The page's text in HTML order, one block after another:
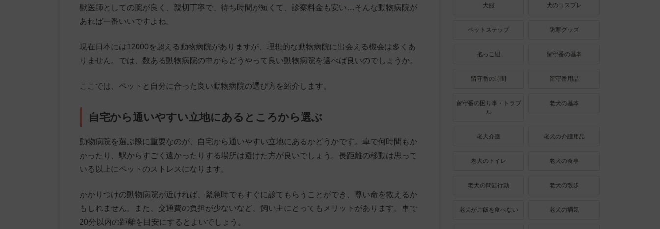
獣医師としての腕が良く、親切丁寧で、待ち時間が短くて、診察料金も安い…そんな動物病院が
あれば一番いいですよね。
現在日本には12000を超える動物病院がありますが、理想的な動物病院に出会える機会は多くあ
りません。では、数ある動物病院の中からどうやって良い動物病院を選べば良いのでしょうか。
ここでは、ペットと自分に合った良い動物病院の選び方を紹介します。
自宅から通いやすい立地にあるところから選ぶ
動物病院を選ぶ際に重要なのが、自宅から通いやすい立地にあるかどうかです。車で何時間もか
かったり、駅からすごく遠かったりする場所は避けた方が良いでしょう。長距離の移動は思って
いる以上にペットのストレスになります。
かかりつけの動物病院が近ければ、緊急時でもすぐに診てもらうことができ、尊い命を救えるか
もしれません。また、交通費の負担が少ないなど、飼い主にとってもメリットがあります。車で
20分以内の距離を目安にするとよいでしょう。
犬服 犬のコスプレ
ペットステップ 防寒グッズ
抱っこ紐 留守番の基本
留守番の時間 留守番用品
留守番の困り事・トラブ
ル
老犬の基本
老犬介護 老犬の介護用品
老犬のトイレ 老犬の食事
老犬の問題行動 老犬の散歩
老犬がご飯を食べない 老犬の病気